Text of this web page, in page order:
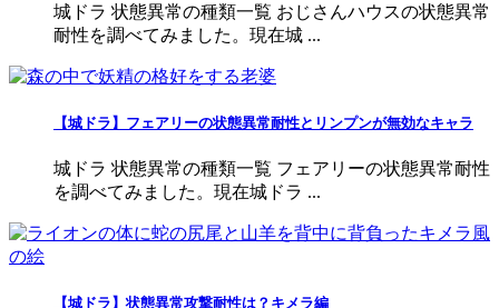
城ドラ 状態異常の種類一覧 おじさんハウスの状態異常
耐性を調べてみました。現在城 ...
【城ドラ】フェアリーの状態異常耐性とリンプンが無効なキャラ
城ドラ 状態異常の種類一覧 フェアリーの状態異常耐性
を調べてみました。現在城ドラ ...
【城ドラ】状態異常攻撃耐性は？キメラ編